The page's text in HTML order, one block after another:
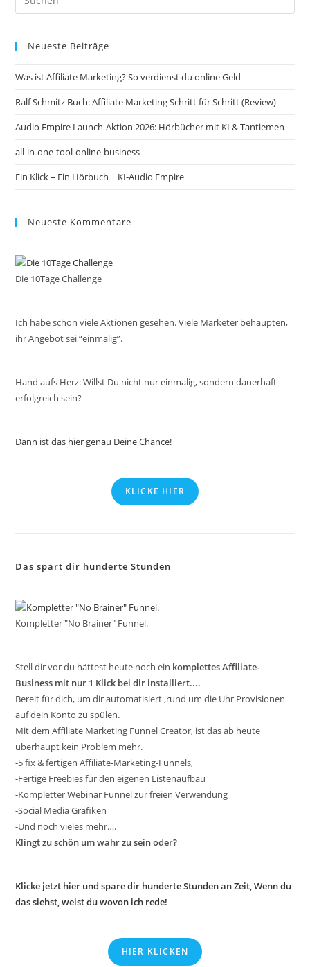
Neueste Beiträge
Was ist Affiliate Marketing? So verdienst du online Geld
Ralf Schmitz Buch: Affiliate Marketing Schritt für Schritt (Review)
Audio Empire Launch-Aktion 2026: Hörbücher mit KI & Tantiemen
all-in-one-tool-online-business
Ein Klick – Ein Hörbuch | KI‑Audio Empire
Neueste Kommentare
Die 10Tage Challenge
Ich habe schon viele Aktionen gesehen. Viele Marketer behaupten,
ihr Angebot sei “einmalig”.
Hand aufs Herz: Willst Du nicht nur einmalig, sondern dauerhaft
erfolgreich sein?
Dann ist das hier genau Deine Chance!
KLICKE HIER
Das spart dir hunderte Stunden
Kompletter "No Brainer" Funnel.
Stell dir vor du hättest heute noch ein komplettes Affiliate-
Business mit nur 1 Klick bei dir installiert....
Bereit für dich, um dir automatisiert ,rund um die Uhr Provisionen
auf dein Konto zu spülen.
Mit dem Affiliate Marketing Funnel Creator, ist das ab heute
überhaupt kein Problem mehr.
-5 fix & fertigen Affiliate-Marketing-Funnels,
-Fertige Freebies für den eigenen Listenaufbau
-Kompletter Webinar Funnel zur freien Verwendung
-Social Media Grafiken
-Und noch vieles mehr….
Klingt zu schön um wahr zu sein oder?
Klicke jetzt hier und spare dir hunderte Stunden an Zeit, Wenn du
das siehst, weist du wovon ich rede!
HIER KLICKEN